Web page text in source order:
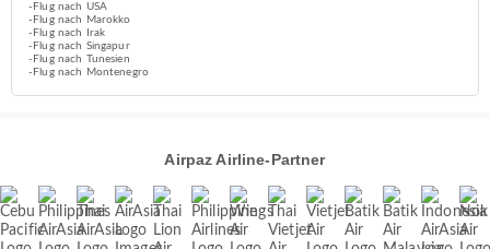
-Flug nach USA
-Flug nach Marokko
-Flug nach Irak
-Flug nach Singapur
-Flug nach Tunesien
-Flug nach Montenegro
Airpaz Airline-Partner